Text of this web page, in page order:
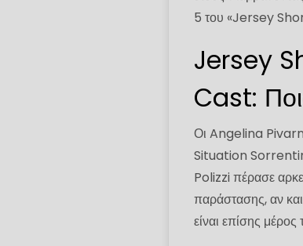
5 του «Jersey
Jersey
Cast:
Οι Angelina
Situation
Polizzi πέρασε
παράστασης, αν
είναι επίσης